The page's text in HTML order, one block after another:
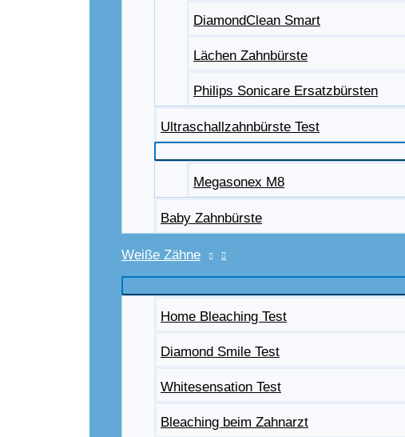
DiamondClean Smart
Lächen Zahnbürste
Philips Sonicare Ersatzbürsten
Ultraschallzahnbürste Test
Megasonex M8
Baby Zahnbürste
Weiße Zähne
Home Bleaching Test
Diamond Smile Test
Whitesensation Test
Bleaching beim Zahnarzt